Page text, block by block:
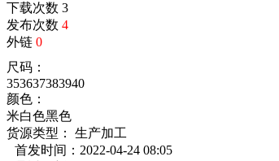
下载次数 3
发布次数 4
外链 0
尺码：
353637383940
颜色：
米白色黑色
货源类型： 生产加工
首发时间：2022-04-24 08:05